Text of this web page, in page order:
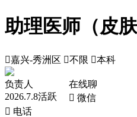
助理医师（皮
嘉兴-秀洲区 不限 本科
负责人
2026.7.8活跃
在线聊
 微信
 电话